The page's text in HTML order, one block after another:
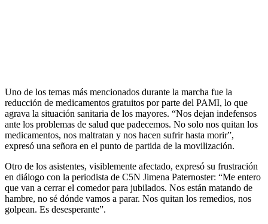
Uno de los temas más mencionados durante la marcha fue la
reducción de medicamentos gratuitos por parte del PAMI, lo que
agrava la situación sanitaria de los mayores. “Nos dejan indefensos
ante los problemas de salud que padecemos. No solo nos quitan los
medicamentos, nos maltratan y nos hacen sufrir hasta morir”,
expresó una señora en el punto de partida de la movilización.
Otro de los asistentes, visiblemente afectado, expresó su frustración
en diálogo con la periodista de C5N Jimena Paternoster: “Me entero
que van a cerrar el comedor para jubilados. Nos están matando de
hambre, no sé dónde vamos a parar. Nos quitan los remedios, nos
golpean. Es desesperante”.